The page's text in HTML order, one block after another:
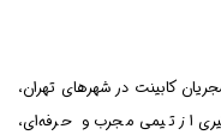
کابینت در شهرهای تهران،
از تیمی مجرب و حرفه‌ای،